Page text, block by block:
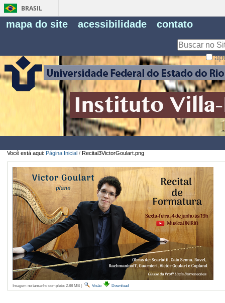
BRASIL
mapa do site acessibilidade contato
Você está aqui: Página Inicial / Recital3VictorGoulart.png
Imagem no tamanho completo: 2.88 MB| Visão Download